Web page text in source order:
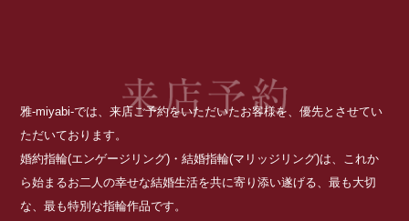
雅-miyabi-では、来店ご予約をいただいたお客様を、優先とさせてい
ただいております。
婚約指輪(エンゲージリング)・結婚指輪(マリッジリング)は、これか
ら始まるお二人の幸せな結婚生活を共に寄り添い遂げる、最も大切
な、最も特別な指輪作品です。